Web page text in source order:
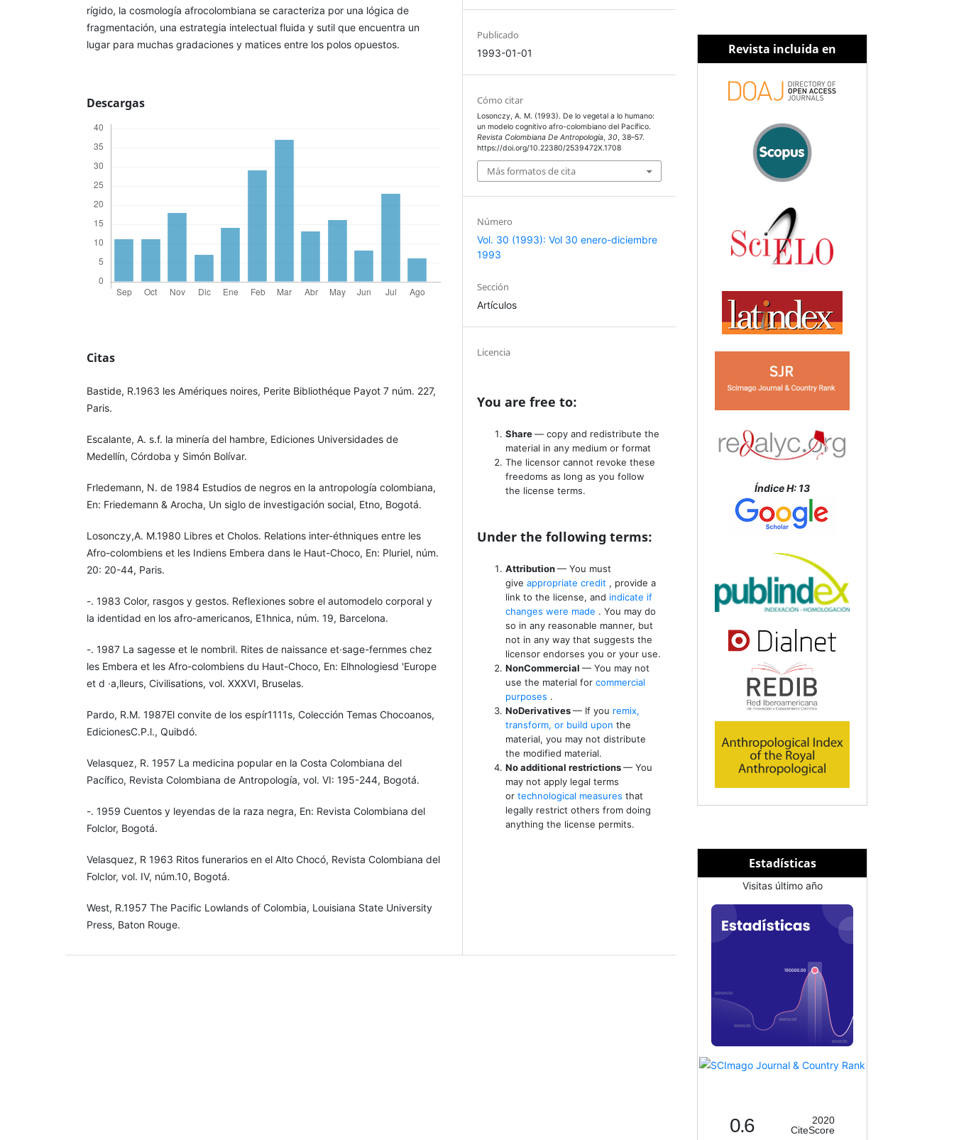
rígido, la cosmología afrocolombiana se caracteriza por una lógica de
fragmentación, una estrategia intelectual fluida y sutil que encuentra un
lugar para muchas gradaciones y matices entre los polos opuestos.
Descargas
Citas
Bastide, R.1963 les Amériques noires, Perite Bibliothéque Payot 7 núm. 227,
Paris.
Escalante, A. s.f. la minería del hambre, Ediciones Universidades de
Medellín, Córdoba y Simón Bolívar.
Frledemann, N. de 1984 Estudios de negros en la antropología colombiana,
En: Friedemann & Arocha, Un siglo de investigación social, Etno, Bogotá.
Losonczy,A. M.1980 Libres et Cholos. Relations inter-éthniques entre les
Afro-colombiens et les Indiens Embera dans le Haut-Choco, En: Pluriel, núm.
20: 20-44, Paris.
-. 1983 Color, rasgos y gestos. Reflexiones sobre el automodelo corporal y
la identidad en los afro-americanos, E1hnica, núm. 19, Barcelona.
-. 1987 La sagesse et le nombril. Rites de naissance et·sage-fernmes chez
les Embera et les Afro-colombiens du Haut-Choco, En: Elhnologiesd 'Europe
et d ·a,lleurs, Civilisations, vol. XXXVI, Bruselas.
Pardo, R.M. 1987El convite de los espír1111s, Colección Temas Chocoanos,
EdicionesC.P.l., Quibdó.
Velasquez, R. 1957 La medicina popular en la Costa Colombiana del
Pacífico, Revista Colombiana de Antropología, vol. VI: 195-244, Bogotá.
-. 1959 Cuentos y leyendas de la raza negra, En: Revista Colombiana del
Folclor, Bogotá.
Velasquez, R 1963 Ritos funerarios en el Alto Chocó, Revista Colombiana del
Folclor, vol. IV, núm.10, Bogotá.
West, R.1957 The Pacific Lowlands of Colombia, Louisiana State University
Press, Baton Rouge.
Publicado
1993-01-01
Cómo citar
Losonczy, A. M. (1993). De lo vegetal a lo humano:
un modelo cognitivo afro-colombiano del Pacífico.
Revista Colombiana De Antropología,30, 38–57.
https://doi.org/10.22380/2539472X.1708
Más formatos de cita
Número
Vol. 30 (1993): Vol 30 enero-diciembre
1993
Sección
Artículos
Licencia
You are free to:
Share— copy and redistribute the
material in any medium or format
The licensor cannot revoke these
freedoms as long as you follow
the license terms.
Under the following terms:
Attribution— You must
giveappropriate credit , provide a
link to the license, and indicate if
changes were made . You may do
so in any reasonable manner, but
not in any way that suggests the
licensor endorses you or your use.
NonCommercial— You may not
use the material forcommercial
purposes .
NoDerivatives— If you remix,
transform, or build uponthe
material, you may not distribute
the modified material.
No additional restrictions— You
may not apply legal terms
ortechnological measuresthat
legally restrict others from doing
anything the license permits.
Revista incluida en
Índice H: 13
Estadísticas
Visitas último año
0.6
2020
CiteScore